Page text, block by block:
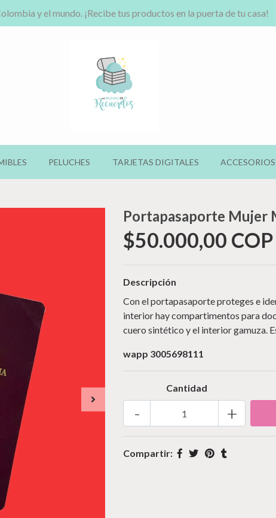
y el mundo. ¡Recibe tus productos en la puerta de tu casa!
PELUCHES TARJETAS DIGITALES
Portapasaporte Mujer
$50.000,00 COP
Descripción
Con el portapasaporte proteges e
interior hay compartimentos para
cuero sintético y el interior gamuza.
wapp 3005698111
Cantidad
+
-
Compartir: